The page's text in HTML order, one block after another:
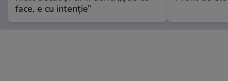
face, e cu intenție”